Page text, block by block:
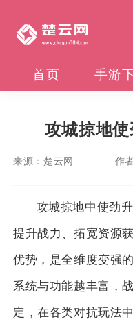
首页 手游
攻城掠地
来源： 楚云网 作
攻城掠地中使劲
提升战力、拓宽资源
优势，是全维度变强
系统与功能越丰富，
定，在各类对抗玩法